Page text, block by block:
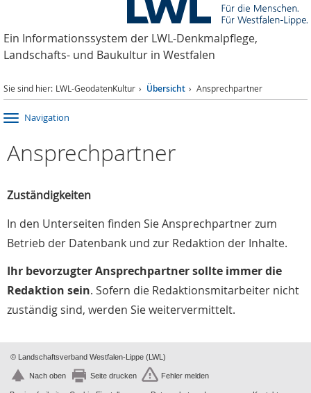
Ein Informationssystem der LWL-Denkmalpflege,
Landschafts- und Baukultur in Westfalen
Sie sind hier: LWL-GeodatenKultur Übersicht Ansprechpartner
Navigation
Ansprechpartner
Zuständigkeiten
In den Unterseiten finden Sie Ansprechpartner zum
Betrieb der Datenbank und zur Redaktion der Inhalte.
Ihr bevorzugter Ansprechpartner sollte immer die
Redaktion sein. Sofern die Redaktionsmitarbeiter nicht
zuständig sind, werden Sie weitervermittelt.
© Landschaftsverband Westfalen-Lippe (LWL)
Nach oben Seite drucken Fehler melden